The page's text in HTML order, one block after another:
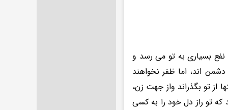
بسیاری به تو می رسد و
اند، اما ظفر نخواهند
از تو بگذراند واز جهت زن،
تو راز دل خود را به کسی